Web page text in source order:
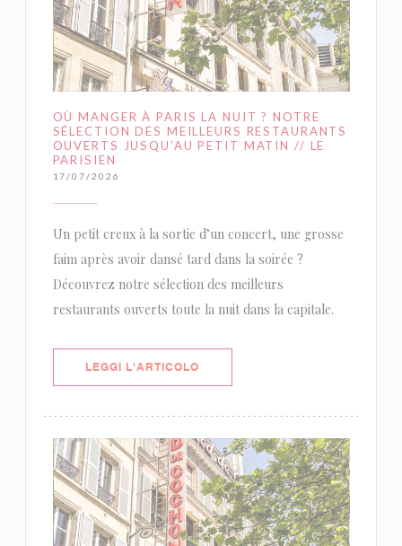
OÙ MANGER À PARIS LA NUIT ? NOTRE
SÉLECTION DES MEILLEURS RESTAURANTS
OUVERTS JUSQU’AU PETIT MATIN // LE
PARISIEN
17/07/2026
Un petit creux à la sortie d’un concert, une grosse
faim après avoir dansé tard dans la soirée ?
Découvrez notre sélection des meilleurs
restaurants ouverts toute la nuit dans la capitale.
LEGGI L'ARTICOLO